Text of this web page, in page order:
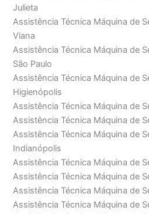
Julieta
Assistência Técnica Máquina de
Viana
Assistência Técnica Máquina de
São Paulo
Assistência Técnica Máquina de
Higienópolis
Assistência Técnica Máquina de
Assistência Técnica Máquina de
Assistência Técnica Máquina de
Indianópolis
Assistência Técnica Máquina de
Assistência Técnica Máquina de
Assistência Técnica Máquina de
Assistência Técnica Máquina de